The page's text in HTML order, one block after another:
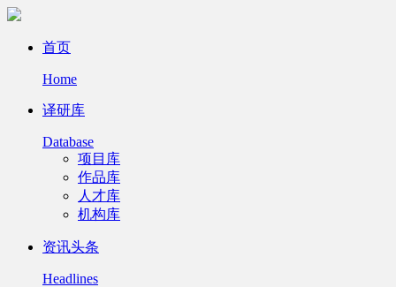
首页
Home
译研库
Database
项目库
作品库
人才库
机构库
资讯头条
Headlines